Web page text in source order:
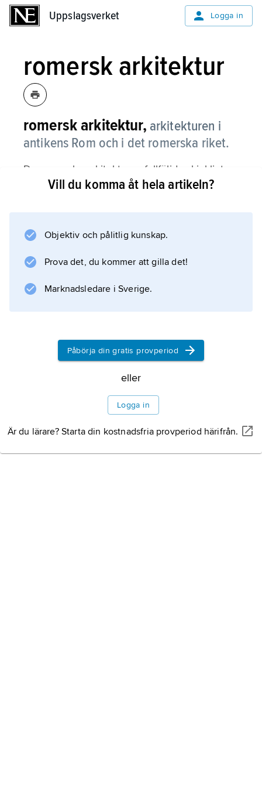
Uppslagsverket Logga in
romersk arkitektur
romersk arkitektur, arkitekturen i
antikens Rom och i det romerska riket.
De romerska arkitekterna fullföljde skickligt
den tekniska och stilistiska tradition som
att ge arkitekturen en tydligare urban karaktär,
problem fokuserades, kan därför ses som en
Information om artikeln
Vill du komma åt hela artikeln?
Objektiv och pålitlig kunskap.
Prova det, du kommer att gilla det!
Marknadsledare i Sverige.
Påbörja din gratis provperiod
eller
Logga in
Är du lärare? Starta din kostnadsfria provperiod härifrån.